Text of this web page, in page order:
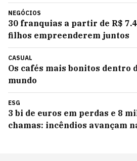
NEGÓCIOS
30 franquias a partir de R$
filhos empreenderem juntos
CASUAL
Os cafés mais bonitos dentro
mundo
ESG
3 bi de euros em perdas e 8
chamas: incêndios avançam